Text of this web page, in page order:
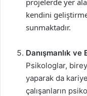
projelerde yer
kendini
sunmaktadır.
Danışmanlık ve
Psikologlar,
yaparak da
çalışanların